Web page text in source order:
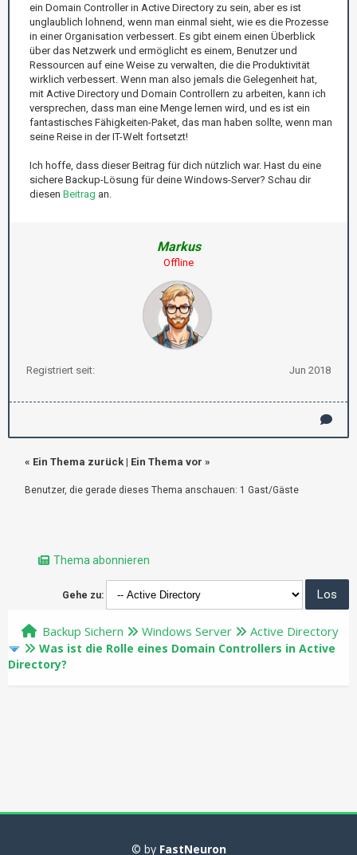
ein Domain Controller in Active Directory zu sein, aber es ist
unglaublich lohnend, wenn man einmal sieht, wie es die Prozesse
in einer Organisation verbessert. Es gibt einem einen Überblick
über das Netzwerk und ermöglicht es einem, Benutzer und
Ressourcen auf eine Weise zu verwalten, die die Produktivität
wirklich verbessert. Wenn man also jemals die Gelegenheit hat,
mit Active Directory und Domain Controllern zu arbeiten, kann ich
versprechen, dass man eine Menge lernen wird, und es ist ein
fantastisches Fähigkeiten-Paket, das man haben sollte, wenn man
seine Reise in der IT-Welt fortsetzt!
Ich hoffe, dass dieser Beitrag für dich nützlich war. Hast du eine
sichere Backup-Lösung für deine Windows-Server? Schau dir
diesen Beitrag an.
Markus
Offline
Registriert seit: Jun 2018
« Ein Thema zurück | Ein Thema vor »
Benutzer, die gerade dieses Thema anschauen: 1 Gast/Gäste
Thema abonnieren
Gehe zu:
Backup Sichern Windows Server Active Directory
Was ist die Rolle eines Domain Controllers in Active
Directory?
© by FastNeuron